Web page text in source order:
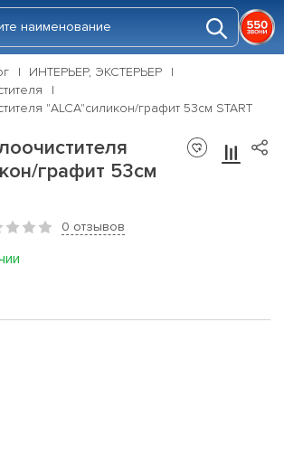
ИНТЕРЬЕР, ЭКСТЕРЬЕР
"ALCA"силикон/графит 53см START
графит 53см
0 отзывов